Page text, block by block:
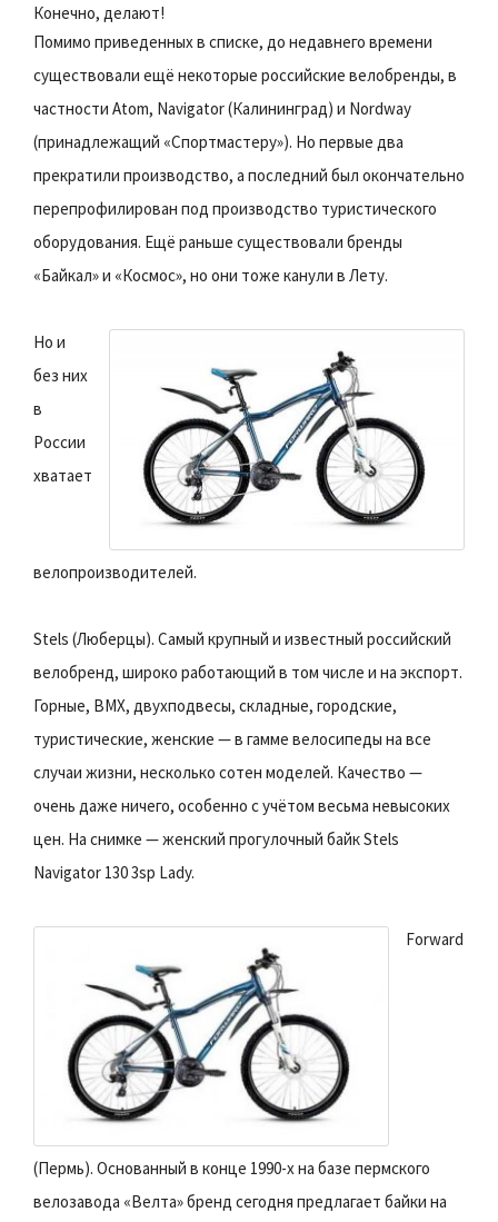
Конечно, делают!
Помимо приведенных в списке, до недавнего времени
существовали ещё некоторые российские велобренды, в
частности Atom, Navigator (Калининград) и Nordway
(принадлежащий «Спортмастеру»). Но первые два
прекратили производство, а последний был окончательно
перепрофилирован под производство туристического
оборудования. Ещё раньше существовали бренды
«Байкал» и «Космос», но они тоже канули в Лету.
Но и
без них
в
России
хватает
велопроизводителей.
Stels (Люберцы). Самый крупный и известный российский
велобренд, широко работающий в том числе и на экспорт.
Горные, BMX, двухподвесы, складные, городские,
туристические, женские — в гамме велосипеды на все
случаи жизни, несколько сотен моделей. Качество —
очень даже ничего, особенно с учётом весьма невысоких
цен. На снимке — женский прогулочный байк Stels
Navigator 130 3sp Lady.
Forward
(Пермь). Основанный в конце 1990-х на базе пермского
велозавода «Велта» бренд сегодня предлагает байки на